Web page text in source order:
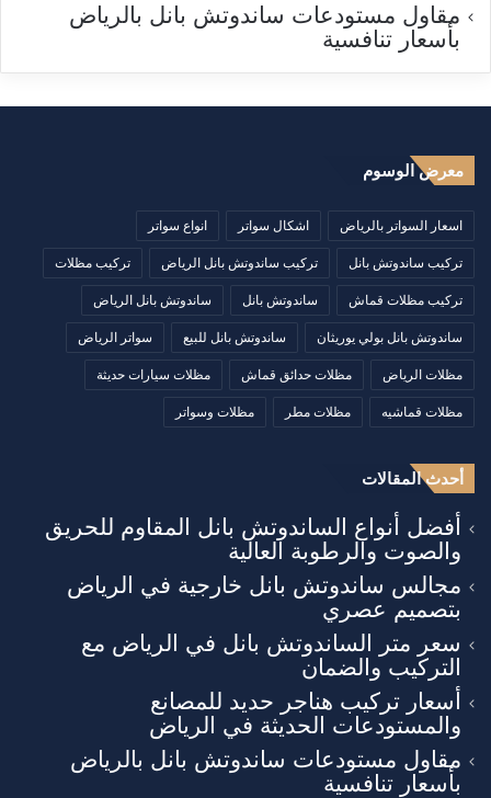
مقاول مستودعات ساندوتش بانل بالرياض
بأسعار تنافسية
معرض الوسوم
اسعار السواتر بالرياض اشكال سواتر انواع سواتر
تركيب ساندوتش بانل تركيب ساندوتش بانل الرياض تركيب مظلات
تركيب مظلات قماش ساندوتش بانل ساندوتش بانل الرياض
ساندوتش بانل بولي يوريثان ساندوتش بانل للبيع سواتر الرياض
مظلات الرياض مظلات حدائق قماش مظلات سيارات حديثة
مظلات قماشيه مظلات مطر مظلات وسواتر
أحدث المقالات
أفضل أنواع الساندوتش بانل المقاوم للحريق
والصوت والرطوبة العالية
مجالس ساندوتش بانل خارجية في الرياض
بتصميم عصري
سعر متر الساندوتش بانل في الرياض مع
التركيب والضمان
أسعار تركيب هناجر حديد للمصانع
والمستودعات الحديثة في الرياض
مقاول مستودعات ساندوتش بانل بالرياض
بأسعار تنافسية